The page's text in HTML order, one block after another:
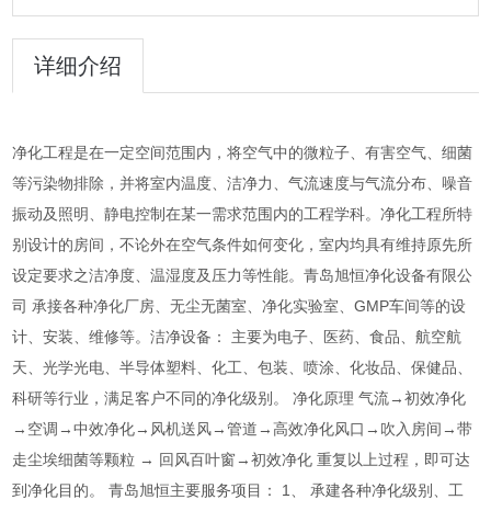
详细介绍
净化工程是在一定空间范围内，将空气中的微粒子、有害空气、细菌
等污染物排除，并将室内温度、洁净力、气流速度与气流分布、噪音
振动及照明、静电控制在某一需求范围内的工程学科。净化工程所特
别设计的房间，不论外在空气条件如何变化，室内均具有维持原先所
设定要求之洁净度、温湿度及压力等性能。青岛旭恒净化设备有限公
司 承接各种净化厂房、无尘无菌室、净化实验室、GMP车间等的设
计、安装、维修等。洁净设备： 主要为电子、医药、食品、航空航
天、光学光电、半导体塑料、化工、包装、喷涂、化妆品、保健品、
科研等行业，满足客户不同的净化级别。 净化原理 气流→初效净化
→空调→中效净化→风机送风→管道→高效净化风口→吹入房间→带
走尘埃细菌等颗粒 → 回风百叶窗→初效净化 重复以上过程，即可达
到净化目的。 青岛旭恒主要服务项目： 1、 承建各种净化级别、工